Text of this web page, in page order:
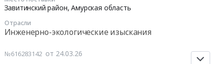
Завитинский район,Амурская область
Отрасли
Инженерно-экологические изыскания
№616283142 от 24.03.26